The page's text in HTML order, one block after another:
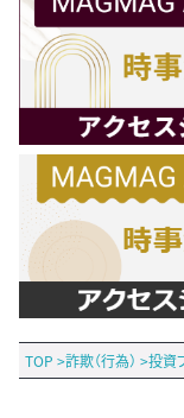
TOP >詐欺（行為） >投資